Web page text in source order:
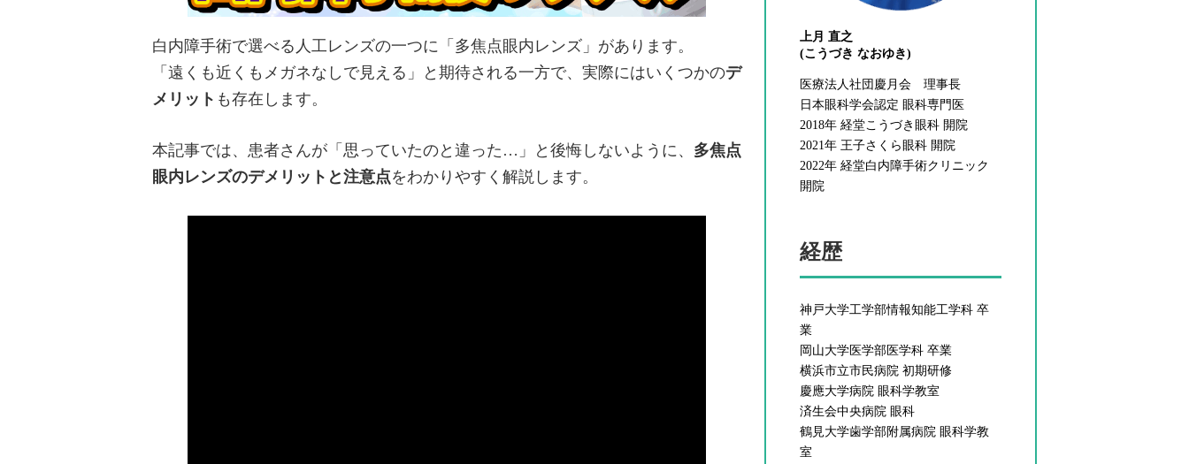
白内障手術で選べる人工レンズの一つに「多焦点眼内レンズ」があります。
「遠くも近くもメガネなしで見える」と期待される一方で、実際にはいくつかのデ
メリット も存在します。
本記事では、患者さんが「思っていたのと違った…」と後悔しないように、 多焦点
眼内レンズのデメリットと注意点をわかりやすく解説します。
上月 直之
(こうづき なおゆき)
医療法人社団慶月会 理事長
日本眼科学会認定 眼科専門医
2018年 経堂こうづき眼科 開院
2021年 王子さくら眼科 開院
2022年 経堂白内障手術クリニック
開院
経歴
神戸大学工学部情報知能工学科 卒
業
岡山大学医学部医学科 卒業
横浜市立市民病院 初期研修
慶應大学病院 眼科学教室
済生会中央病院 眼科
鶴見大学歯学部附属病院 眼科学教
室